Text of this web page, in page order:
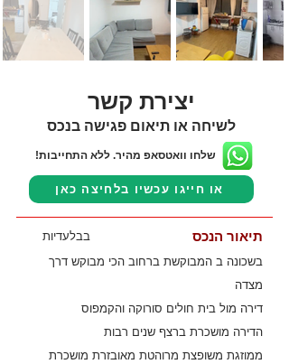
יצירת קשר
לשיחה או תיאום פגישה בנכס
שלחו וואטסאפ מהיר. ללא התחייבות!
או חייגו עכשיו בלחיצה כאן
בבלעדיות תיאור הנכס
בשכונה ב המבוקשת ברחוב הכי מבוקש דרך
מצדה
דירה מול בית חולים סורוקה והקמפוס
הדירה מושכרת ברצף שנים רבות
ממוזגת משופצת מרוהטת מאובזרת מושכרת